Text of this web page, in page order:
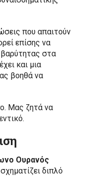
που απαιτούν
επίσης να
βαρύτητας στα
και μια
βοηθά να
Μας ζητά να
Ουρανός
σχηματίζει διπλό